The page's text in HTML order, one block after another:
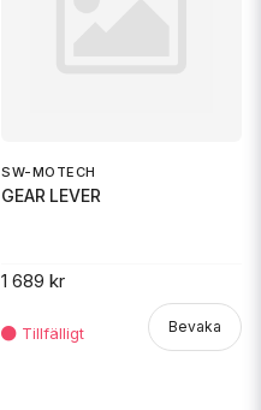
SW-MOTECH
GEAR LEVER
1 689 kr
Bevaka